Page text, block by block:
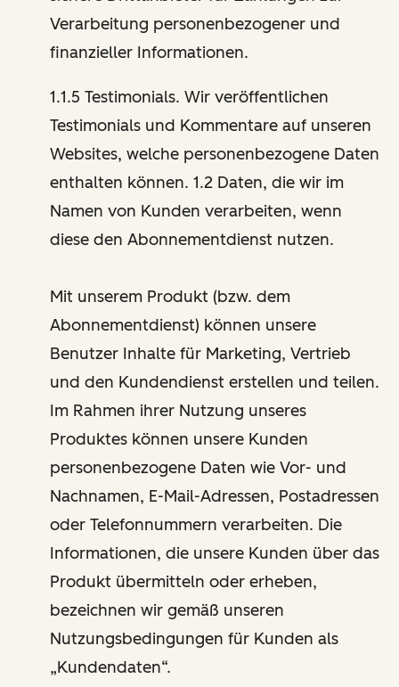
Verarbeitung personenbezogener und
finanzieller Informationen.
1.1.5 Testimonials. Wir veröffentlichen
Testimonials und Kommentare auf unseren
Websites, welche personenbezogene Daten
enthalten können. 1.2 Daten, die wir im
Namen von Kunden verarbeiten, wenn
diese den Abonnementdienst nutzen.
Mit unserem Produkt (bzw. dem
Abonnementdienst) können unsere
Benutzer Inhalte für Marketing, Vertrieb
und den Kundendienst erstellen und teilen.
Im Rahmen ihrer Nutzung unseres
Produktes können unsere Kunden
personenbezogene Daten wie Vor- und
Nachnamen, E-Mail-Adressen, Postadressen
oder Telefonnummern verarbeiten. Die
Informationen, die unsere Kunden über das
Produkt übermitteln oder erheben,
bezeichnen wir gemäß unseren
Nutzungsbedingungen für Kunden als
„Kundendaten“.